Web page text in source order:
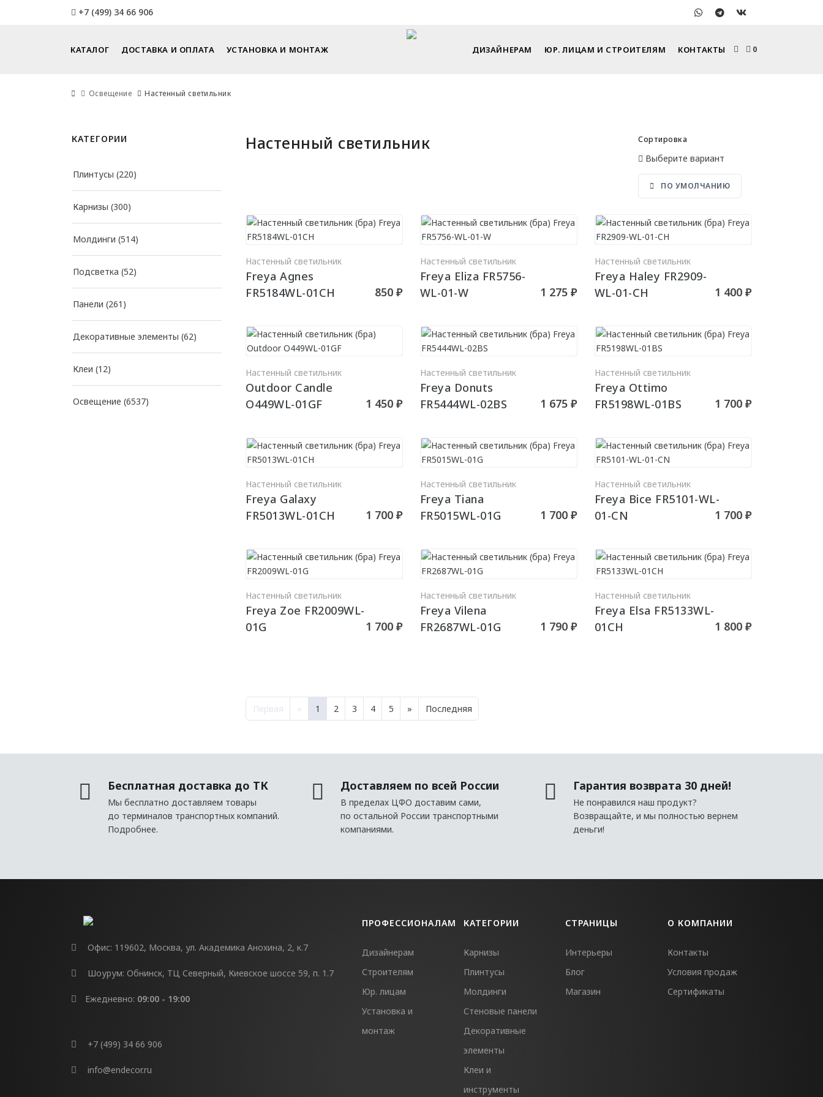
+7 (499) 34 66 906
0
КАТАЛОГ ДОСТАВКА И ОПЛАТА УСТАНОВКА И МОНТАЖ ДИЗАЙНЕРАМ ЮР. ЛИЦАМ И СТРОИТЕЛЯМ КОНТАКТЫ
Освещение Настенный светильник
Настенный светильник Сортировка
Выберите вариант
ПО УМОЛЧАНИЮ
Настенный светильник
Freya Agnes
FR5184WL-01CH
850 ₽
Настенный светильник
Freya Eliza FR5756-
WL-01-W
1 275 ₽
Настенный светильник
Freya Haley FR2909-
WL-01-CH
1 400 ₽
Настенный светильник
Outdoor Candle
O449WL-01GF
1 450 ₽
Настенный светильник
Freya Donuts
FR5444WL-02BS
1 675 ₽
Настенный светильник
Freya Ottimo
FR5198WL-01BS
1 700 ₽
Настенный светильник
Freya Galaxy
FR5013WL-01CH
1 700 ₽
Настенный светильник
Freya Tiana
FR5015WL-01G
1 700 ₽
Настенный светильник
Freya Bice FR5101-WL-
01-CN
1 700 ₽
Настенный светильник
Freya Zoe FR2009WL-
01G
1 700 ₽
Настенный светильник
Freya Vilena
FR2687WL-01G
1 790 ₽
Настенный светильник
Freya Elsa FR5133WL-
01CH
1 800 ₽
Первая « 1 2 3 4 5 » Последняя
КАТЕГОРИИ
Плинтусы (220)
Карнизы (300)
Молдинги (514)
Подсветка (52)
Панели (261)
Декоративные элементы (62)
Клеи (12)
Освещение (6537)
Бесплатная доставка до ТК
Мы бесплатно доставляем товары
до терминалов транспортных компаний.
Подробнее.
Доставляем по всей России
В пределах ЦФО доставим сами,
по остальной России транспортными
компаниями.
Гарантия возврата 30 дней!
Не понравился наш продукт?
Возвращайте, и мы полностью вернем
деньги!
Офис: 119602, Москва, ул. Академика Анохина, 2, к.7
Шоурум: Обнинск, ТЦ Северный, Киевское шоссе 59, п. 1.7
Ежедневно: 09:00 - 19:00
+7 (499) 34 66 906
info@endecor.ru
ПРОФЕССИОНАЛАМ
Дизайнерам
Строителям
Юр. лицам
Установка и
монтаж
КАТЕГОРИИ
Карнизы
Плинтусы
Молдинги
Стеновые панели
Декоративные
элементы
Клеи и
инструменты
СТРАНИЦЫ
Интерьеры
Блог
Магазин
О КОМПАНИИ
Контакты
Условия продаж
Сертификаты